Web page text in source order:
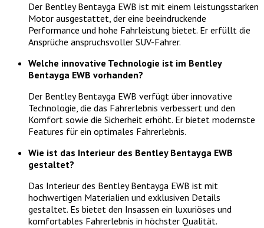
Der Bentley Bentayga EWB ist mit einem leistungsstarken
Motor ausgestattet, der eine beeindruckende
Performance und hohe Fahrleistung bietet. Er erfüllt die
Ansprüche anspruchsvoller SUV-Fahrer.
Welche innovative Technologie ist im Bentley
Bentayga EWB vorhanden?
Der Bentley Bentayga EWB verfügt über innovative
Technologie, die das Fahrerlebnis verbessert und den
Komfort sowie die Sicherheit erhöht. Er bietet modernste
Features für ein optimales Fahrerlebnis.
Wie ist das Interieur des Bentley Bentayga EWB
gestaltet?
Das Interieur des Bentley Bentayga EWB ist mit
hochwertigen Materialien und exklusiven Details
gestaltet. Es bietet den Insassen ein luxuriöses und
komfortables Fahrerlebnis in höchster Qualität.